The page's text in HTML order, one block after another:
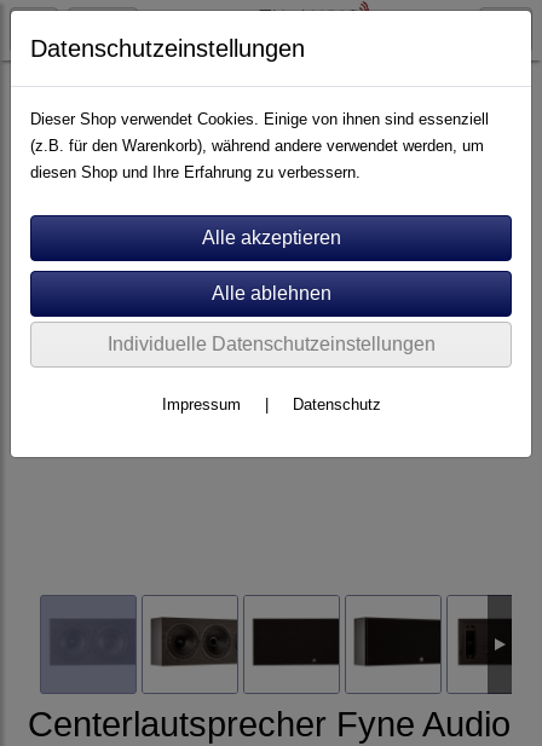
Lautsprecher Centerlautsprecher
Centerlautsprecher Fyne Audio
Datenschutzeinstellungen
Dieser Shop verwendet Cookies. Einige von ihnen sind essenziell
(z.B. für den Warenkorb), während andere verwendet werden, um
diesen Shop und Ihre Erfahrung zu verbessern.
Individuelle Datenschutzeinstellungen
Impressum Datenschutz